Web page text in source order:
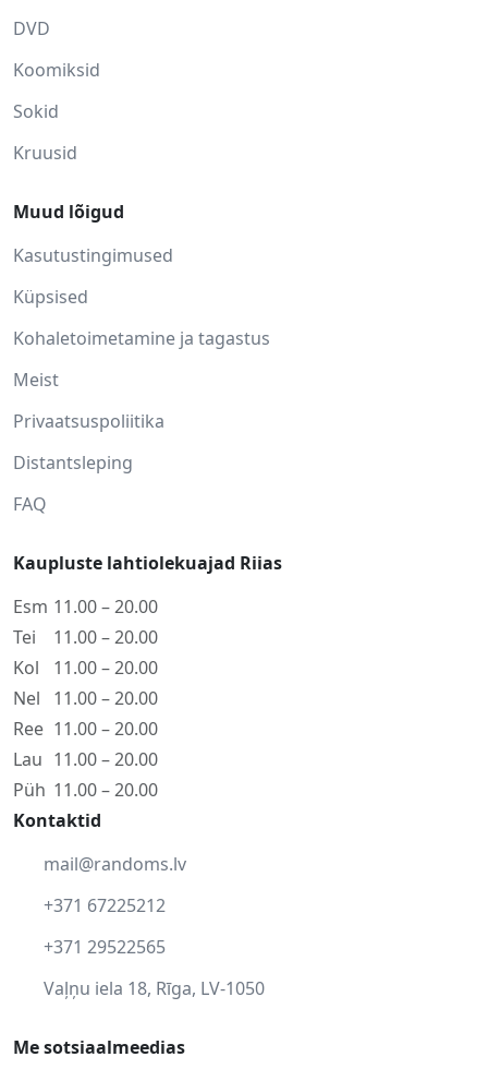
DVD
Koomiksid
Sokid
Kruusid
Muud lõigud
Kasutustingimused
Küpsised
Kohaletoimetamine ja tagastus
Meist
Privaatsuspoliitika
Distantsleping
FAQ
Kaupluste lahtiolekuajad Riias
Esm 11.00 – 20.00
Tei
11.00 – 20.00
Kol
11.00 – 20.00
Nel
11.00 – 20.00
Ree 11.00 – 20.00
Lau 11.00 – 20.00
Püh 11.00 – 20.00
Kontaktid
mail@randoms.lv
+371 67225212
+371 29522565
Vaļņu iela 18, Rīga, LV-1050
Me sotsiaalmeedias